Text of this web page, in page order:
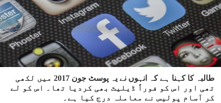
طالبہ کا کہنا ہے کہ انہوں نے یہ پوسٹ جون 2017 میں لکھی
تھی اور اس کو فوراً ڈیلیٹ بھی کردیا تھا۔ اس کو لے
کر آسام پولیس نے معاملہ درج کیا ہے۔